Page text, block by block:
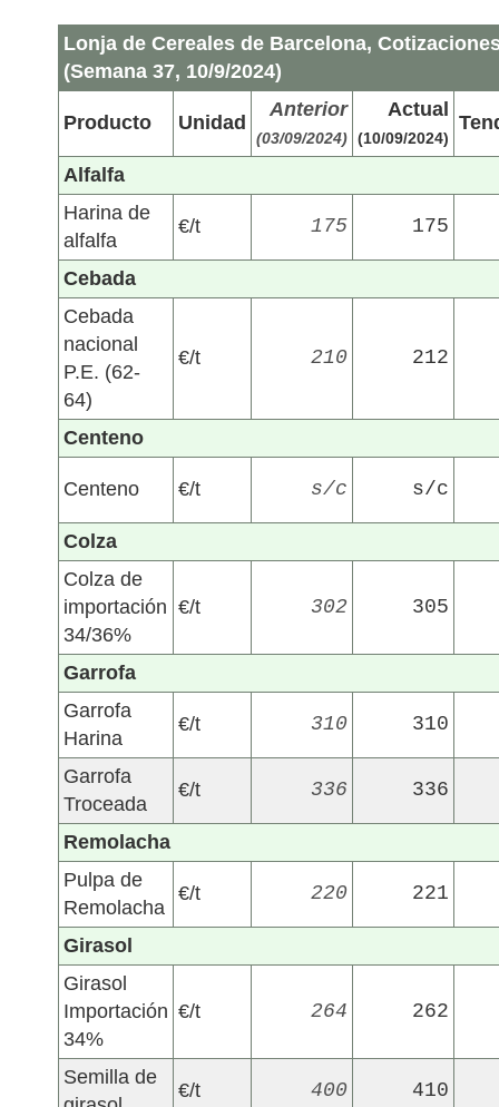
Lonja de Cereales de Barcelona,
(Semana 37, 10/9/2024)
Producto Unidad
Anterior
(03/09/2024)
Actual
(10/09/2024)
Alfalfa
Harina de
alfalfa
€/t 175 175
Cebada
Cebada
nacional
P.E. (62-
64)
€/t 210 212
Centeno
Centeno €/t s/c s/c
Colza
Colza de
importación
34/36%
€/t 302 305
Garrofa
Garrofa
Harina
€/t 310 310
Garrofa
Troceada
€/t 336 336
Remolacha
Pulpa de
Remolacha
€/t 220 221
Girasol
Girasol
Importación
34%
€/t 264 262
Semilla de
€/t 400 410